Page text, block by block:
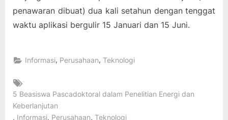
penawaran dibuat) dua kali setahun dengan tenggat
waktu aplikasi bergulir 15 Januari dan 15 Juni.
Informasi, Perusahaan,Teknologi
5 Beasiswa Pascadoktoral dalam Penelitian Energi dan
Keberlanjutan
, Informasi, Perusahaan, Teknologi